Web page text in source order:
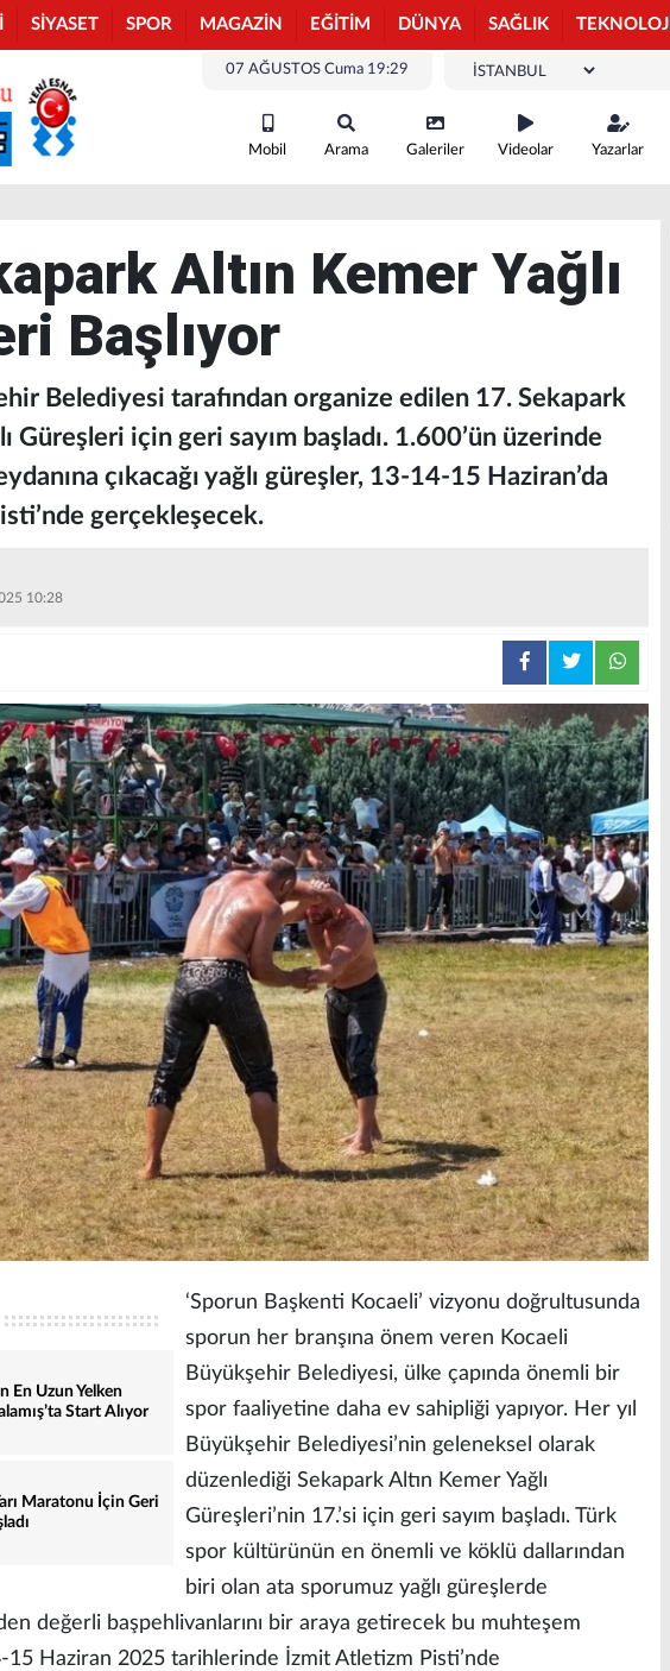
SİYASET SPOR MAGAZİN EĞİTİM DÜNYA SAĞLIK TEKNOLOJİ
07 AĞUSTOS Cuma 19:29
Mobil Arama Galeriler Videolar Yazarlar
Altın Kemer Yağlı
Başlıyor
Belediyesi tarafından organize edilen 17. Sekapark
Güreşleri için geri sayım başladı. 1.600’ün üzerinde
çıkacağı yağlı güreşler, 13-14-15 Haziran’da
gerçekleşecek.
10:28
En Uzun Yelken
Start Alıyor
Maratonu İçin Geri
‘Sporun Başkenti Kocaeli’ vizyonu doğrultusunda
sporun her branşına önem veren Kocaeli
Büyükşehir Belediyesi, ülke çapında önemli bir
spor faaliyetine daha ev sahipliği yapıyor. Her yıl
Büyükşehir Belediyesi’nin geleneksel olarak
düzenlediği Sekapark Altın Kemer Yağlı
Güreşleri’nin 17.’si için geri sayım başladı. Türk
spor kültürünün en önemli ve köklü dallarından
biri olan ata sporumuz yağlı güreşlerde
değerli başpehlivanlarını bir araya getirecek bu muhteşem
15 Haziran 2025 tarihlerinde İzmit Atletizm Pisti’nde